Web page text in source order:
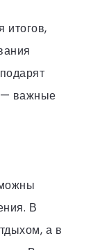
итогов,
— важные
В
а в